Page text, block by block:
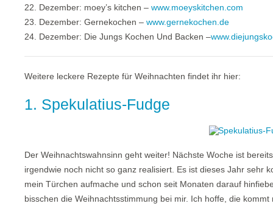
22. Dezember: moey’s kitchen – www.moeyskitchen.com
23. Dezember: Gernekochen – www.gernekochen.de
24. Dezember: Die Jungs Kochen Und Backen –
Weitere leckere Rezepte für Weihnachten findet ihr hier:
1. Spekulatius-Fudge
Der Weihnachtswahnsinn geht weiter! Nächste Woche ist
irgendwie noch nicht so ganz realisiert. Es ist dieses Jahr sehr
mein Türchen aufmache und schon seit Monaten darauf
bisschen die Weihnachtsstimmung bei mir. Ich hoffe, die kommt